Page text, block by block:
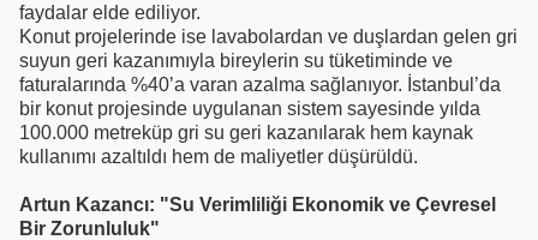
faydalar elde ediliyor.
Konut projelerinde ise lavabolardan ve duşlardan gelen gri
suyun geri kazanımıyla bireylerin su tüketiminde ve
faturalarında %40’a varan azalma sağlanıyor. İstanbul’da
bir konut projesinde uygulanan sistem sayesinde yılda
100.000 metreküp gri su geri kazanılarak hem kaynak
kullanımı azaltıldı hem de maliyetler düşürüldü.
Artun Kazancı: "Su Verimliliği Ekonomik ve Çevresel
Bir Zorunluluk"